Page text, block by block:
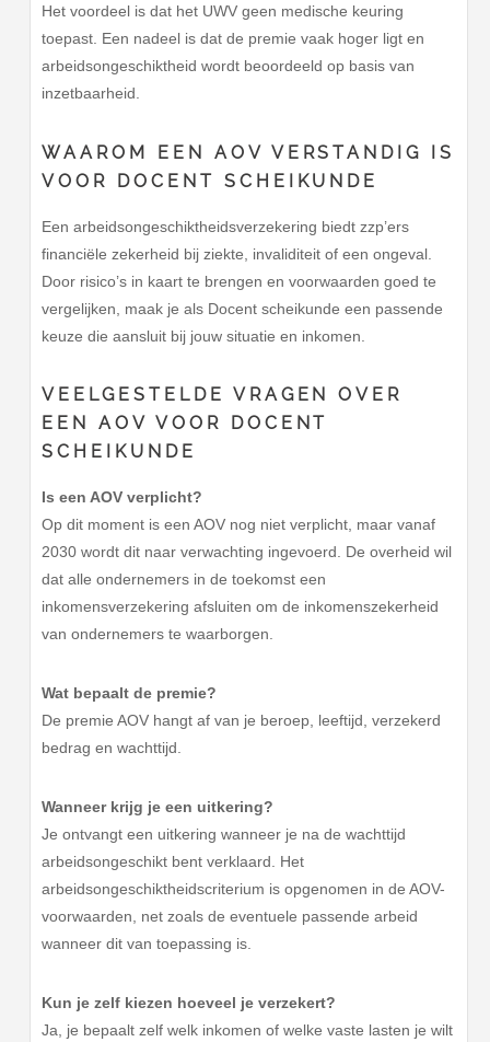
Het voordeel is dat het UWV geen medische keuring
toepast. Een nadeel is dat de premie vaak hoger ligt en
arbeidsongeschiktheid wordt beoordeeld op basis van
inzetbaarheid.
WAAROM EEN AOV VERSTANDIG IS
VOOR DOCENT SCHEIKUNDE
Een arbeidsongeschiktheidsverzekering biedt zzp’ers
financiële zekerheid bij ziekte, invaliditeit of een ongeval.
Door risico’s in kaart te brengen en voorwaarden goed te
vergelijken, maak je als Docent scheikunde een passende
keuze die aansluit bij jouw situatie en inkomen.
VEELGESTELDE VRAGEN OVER
EEN AOV VOOR DOCENT
SCHEIKUNDE
Is een AOV verplicht?
Op dit moment is een AOV nog niet verplicht, maar vanaf
2030 wordt dit naar verwachting ingevoerd. De overheid wil
dat alle ondernemers in de toekomst een
inkomensverzekering afsluiten om de inkomenszekerheid
van ondernemers te waarborgen.
Wat bepaalt de premie?
De premie AOV hangt af van je beroep, leeftijd, verzekerd
bedrag en wachttijd.
Wanneer krijg je een uitkering?
Je ontvangt een uitkering wanneer je na de wachttijd
arbeidsongeschikt bent verklaard. Het
arbeidsongeschiktheidscriterium is opgenomen in de AOV-
voorwaarden, net zoals de eventuele passende arbeid
wanneer dit van toepassing is.
Kun je zelf kiezen hoeveel je verzekert?
Ja, je bepaalt zelf welk inkomen of welke vaste lasten je wilt